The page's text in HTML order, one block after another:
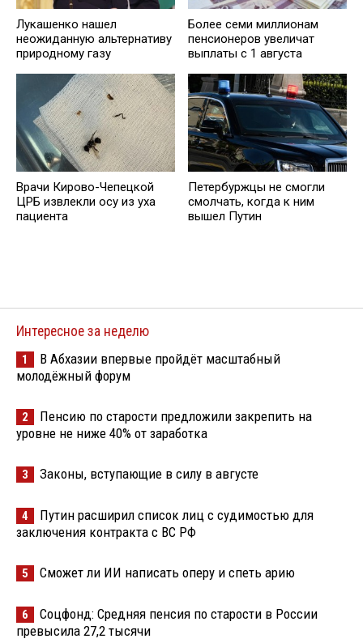
Лукашенко нашел
неожиданную альтернативу
природному газу
Более семи миллионам
пенсионеров увеличат
выплаты с 1 августа
Врачи Кирово-Чепецкой
ЦРБ извлекли осу из уха
пациента
Петербуржцы не смогли
смолчать, когда к ним
вышел Путин
Интересное за неделю
1
В Абхазии впервые пройдёт масштабный
молодёжный форум
2
Пенсию по старости предложили закрепить на
уровне не ниже 40% от заработка
3 Законы, вступающие в силу в августе
4
Путин расширил список лиц с судимостью для
заключения контракта с ВС РФ
5 Сможет ли ИИ написать оперу и спеть арию
6
Соцфонд: Средняя пенсия по старости в России
превысила 27,2 тысячи